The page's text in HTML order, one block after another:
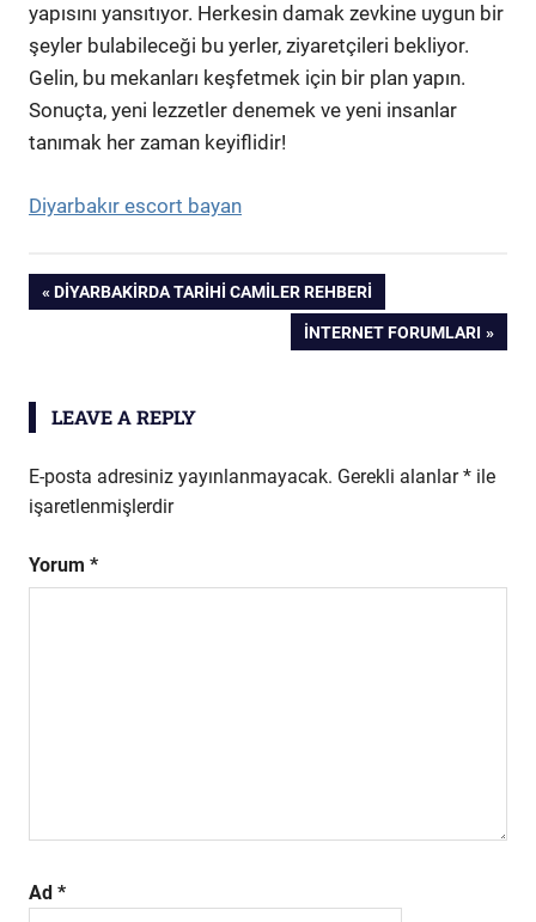
yapısını yansıtıyor. Herkesin damak zevkine uygun bir
şeyler bulabileceği bu yerler, ziyaretçileri bekliyor.
Gelin, bu mekanları keşfetmek için bir plan yapın.
Sonuçta, yeni lezzetler denemek ve yeni insanlar
tanımak her zaman keyiflidir!
Diyarbakır escort bayan
Yazı
PREVIOUS
DIYARBAKIRDA TARIHI CAMILER REHBERI
NEXT
POST:
INTERNET FORUMLARI
LEAVE A REPLY
E-posta adresiniz yayınlanmayacak. Gerekli alanlar* ile
işaretlenmişlerdir
Yorum *
Ad *